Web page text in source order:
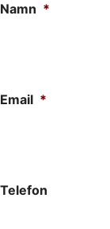
Namn *
Email *
Telefon